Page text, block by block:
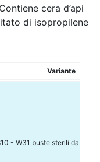
cera d’api
di isopropilene
Variante
- W31 buste sterili da 2,5g